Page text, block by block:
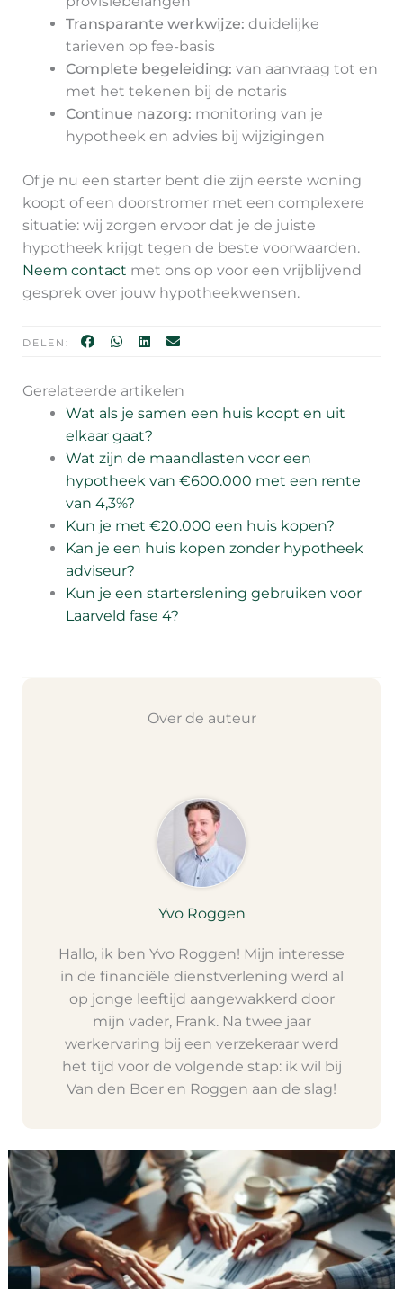
Transparante werkwijze: duidelijke
tarieven op fee-basis
Complete begeleiding: van aanvraag tot en
met het tekenen bij de notaris
Continue nazorg: monitoring van je
hypotheek en advies bij wijzigingen
Of je nu een starter bent die zijn eerste woning
koopt of een doorstromer met een complexere
situatie: wij zorgen ervoor dat je de juiste
hypotheek krijgt tegen de beste voorwaarden.
Neem contact met ons op voor een vrijblijvend
gesprek over jouw hypotheekwensen.
DELEN:
Gerelateerde artikelen
Wat als je samen een huis koopt en uit
elkaar gaat?
Wat zijn de maandlasten voor een
hypotheek van €600.000 met een rente
van 4,3%?
Kun je met €20.000 een huis kopen?
Kan je een huis kopen zonder hypotheek
adviseur?
Kun je een starterslening gebruiken voor
Laarveld fase 4?
Over de auteur
Yvo Roggen
Hallo, ik ben Yvo Roggen! Mijn interesse
in de financiële dienstverlening werd al
op jonge leeftijd aangewakkerd door
mijn vader, Frank. Na twee jaar
werkervaring bij een verzekeraar werd
het tijd voor de volgende stap: ik wil bij
Van den Boer en Roggen aan de slag!